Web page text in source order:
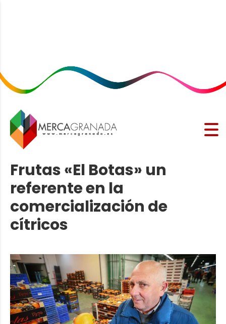
Frutas «El Botas» un
referente en la
comercialización de
cítricos